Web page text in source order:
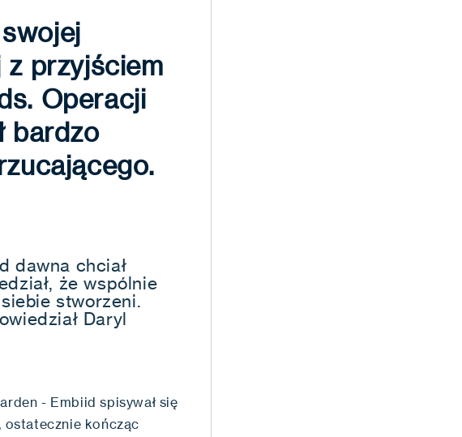
z przyjściem
Operacji
bardzo
dawna chciał
że wspólnie
stworzeni.
Daryl
- Embiid spisywał się
ostatecznie kończąc